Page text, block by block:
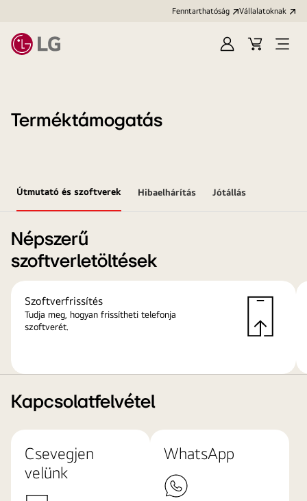
Fenntarthatóság Vállalatoknak
Bejelentkezés
KosárMenü
Terméktámogatás
Útmutató és szoftverek Hibaelhárítás Jótállás
Népszerű
szoftverletöltések
Szoftverfrissítés
Tudja meg, hogyan frissítheti telefonja
szoftverét.
Kapcsolatfelvétel
Csevegjen
velünk
WhatsApp